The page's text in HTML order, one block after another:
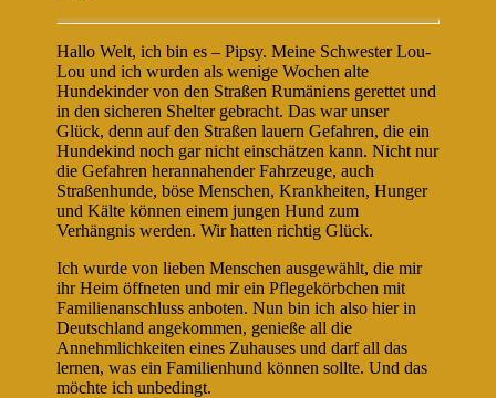
Hallo Welt, ich bin es – Pipsy. Meine Schwester Lou-
Lou und ich wurden als wenige Wochen alte
Hundekinder von den Straßen Rumäniens gerettet und
in den sicheren Shelter gebracht. Das war unser
Glück, denn auf den Straßen lauern Gefahren, die ein
Hundekind noch gar nicht einschätzen kann. Nicht nur
die Gefahren herannahender Fahrzeuge, auch
Straßenhunde, böse Menschen, Krankheiten, Hunger
und Kälte können einem jungen Hund zum
Verhängnis werden. Wir hatten richtig Glück.
Ich wurde von lieben Menschen ausgewählt, die mir
ihr Heim öffneten und mir ein Pflegekörbchen mit
Familienanschluss anboten. Nun bin ich also hier in
Deutschland angekommen, genieße all die
Annehmlichkeiten eines Zuhauses und darf all das
lernen, was ein Familienhund können sollte. Und das
möchte ich unbedingt.